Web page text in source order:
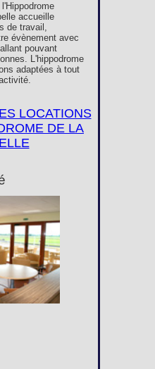
accueille
de travail,
évènement avec
pouvant
L'hippodrome
adaptées à tout
LOCATIONS
DE LA